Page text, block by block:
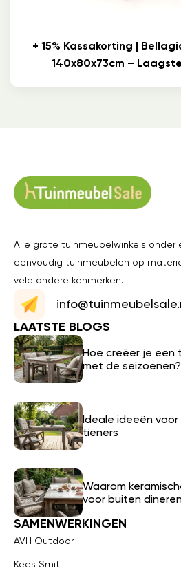
+ 15% Kassakorting |
140x80x73cm –
Alle grote tuinmeubelwinkels onder
eenvoudig tuinmeubelen op
vele andere kenmerken.
LAATSTE BLOGS
Hoe creëer je een
met de seizoenen?
Ideale ideeën
tieners
Waarom
voor buiten
SAMENWERKINGEN
AVH Outdoor
Kees Smit